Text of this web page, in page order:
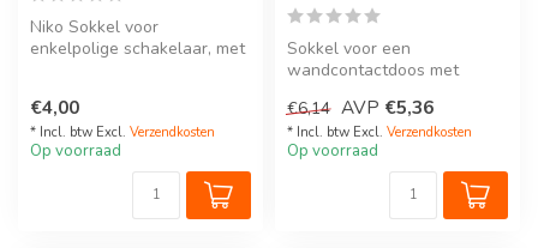
Niko Sokkel voor
enkelpolige schakelaar, met
€4,00
* Incl. btw Excl. Verzendkosten
Op voorraad
Sokkel voor een
wandcontactdoos met
en kinderveilighe...
€6,14 AVP €5,36
* Incl. btw Excl. Verzendkosten
Op voorraad